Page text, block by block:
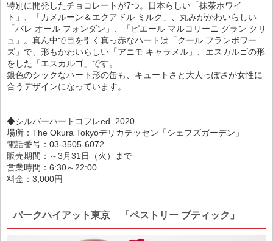
特別に開発したチョコレートが7つ。日本らしい「抹茶ホワイ
ト」、「カメルーン＆エクアドル ミルク」、丸みがかわいらしい
「パレ オール フォンダン」、「ピエール マルコリーニ グラン クリ
ュ」。真ん中で目を引く真っ赤なハートは「クール フランボワー
ズ」で、形もかわいらしい「アニモ キャラメル」、エスカルゴの形
をした「エスカルゴ」です。
銀色のシックなハート形の缶も、キュートさと大人っぽさが女性に
合うデザインになっています。
◆シルバーハートコフレed. 2020
場所：The Okura Tokyoデリカテッセン「シェフズガーデン」
電話番号：03-3505-6072
販売期間：～3月31日（火）まで
営業時間：6:30～22:00
料金：3,000円
パークハイアット東京 「ペストリー ブティック」